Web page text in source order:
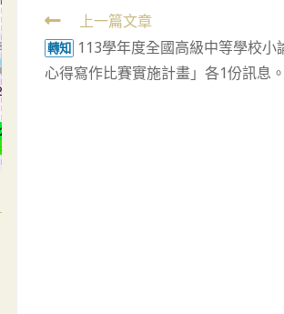
Read
more
articles
上一篇文章
轉知 113學年度全國高級中等學校小
心得寫作比賽實施計畫」各1份訊息。